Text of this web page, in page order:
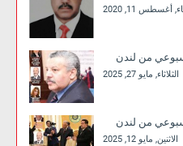
أغسطس 11, 2020
الثلاثاء, مايو 27, 2025
الاثنين, مايو 12, 2025